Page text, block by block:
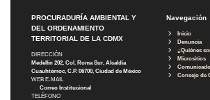
PROCURADURÍA AMBIENTAL Y
DEL ORDENAMIENTO
TERRITORIAL DE LA CDMX
DIRECCIÓN
Medellín 202, Col. Roma Sur, Alcaldía
Cuauhtémoc, C.P. 06700, Ciudad de México
WEB E-MAIL
Correo Institucional
TELÉFONO
Navegación
Inicio
Denuncia
¿Quiénes
Micrositios
Consejo de